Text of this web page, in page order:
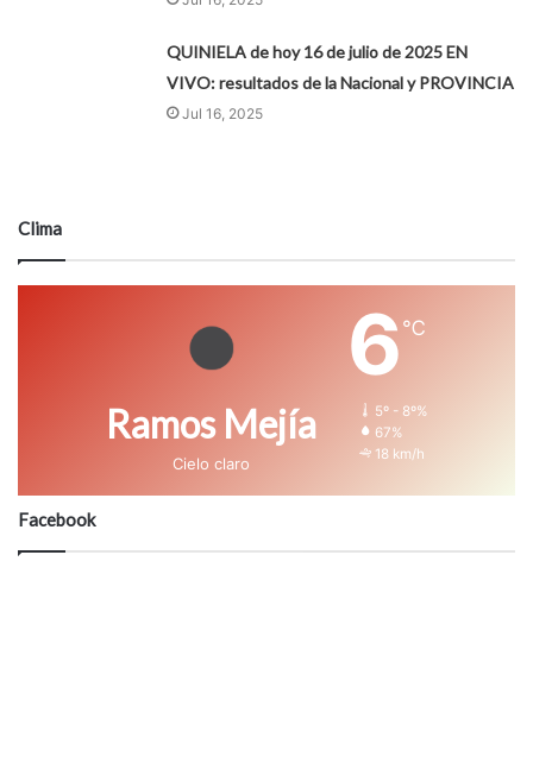
QUINIELA de hoy 16 de julio de 2025 EN
VIVO: resultados de la Nacional y PROVINCIA
Jul 16, 2025
Clima
Ramos Mejía
Cielo claro
6 ℃
5º - 8º%
67%
18 km/h
Facebook